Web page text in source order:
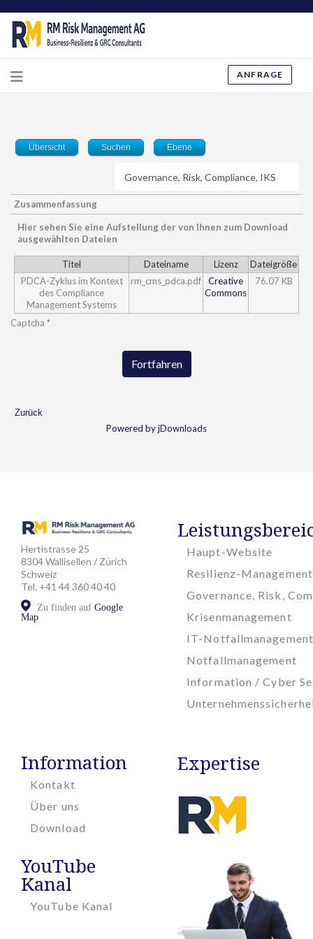
ANFRAGE
Übersicht Suchen Ebene
Zusammenfassung
Hier sehen Sie eine Aufstellung der von Ihnen zum Download
ausgewählten Dateien
Titel Dateiname Lizenz
Dateigröße
PDCA-Zyklus im Kontext
des Compliance
Management Systems
rm_cms_pdca.pdf
Creative
Commons
76.07 KB
Captcha *
Fortfahren
Zurück
Powered by jDownloads
Hertistrasse 25
8304 Wallisellen / Zürich
Schweiz
Tel. +41 44 360 40 40
Zu finden auf Google
Map
Haupt-Website
Resilienz-Management
Governance, Risk,
Krisenmanagement
IT-Notfallmanagement
Notfallmanagement
Information / Cyber
Information
Kontakt
Über uns
Download
YouTube
Kanal
YouTube Kanal
Expertise